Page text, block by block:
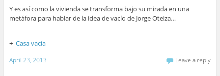
Y es así como la vivienda se transforma bajo su mirada en una
metáfora para hablar de la idea de vacío de Jorge Oteiza…
+ Casa vacía
April 23, 2013 Leave a reply